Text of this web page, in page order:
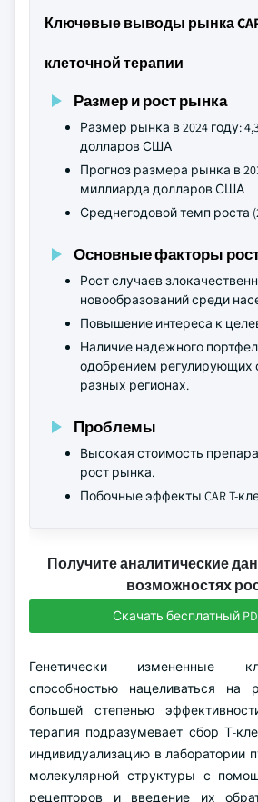
Ключевые выводы рынка
клеточной терапии
Размер и рост рынка
Размер рынка в 2024 году:
долларов США
Прогноз размера рынка в
миллиарда долларов США
Среднегодовой темп роста
Основные факторы
Рост случаев
новообразований среди
Повышение интереса к
Наличие надежного
одобрением регулирующих
разных регионах.
Проблемы
Высокая стоимость
рост рынка.
Побочные эффекты CAR T-
Получите аналитические
возможностях
Скачать бесплатный
Генетически измененные
способностью нацеливаться на
большей степенью
терапия подразумевает сбор Т-
индивидуализацию в лаборатории
молекулярной структуры с
рецепторов и введение их